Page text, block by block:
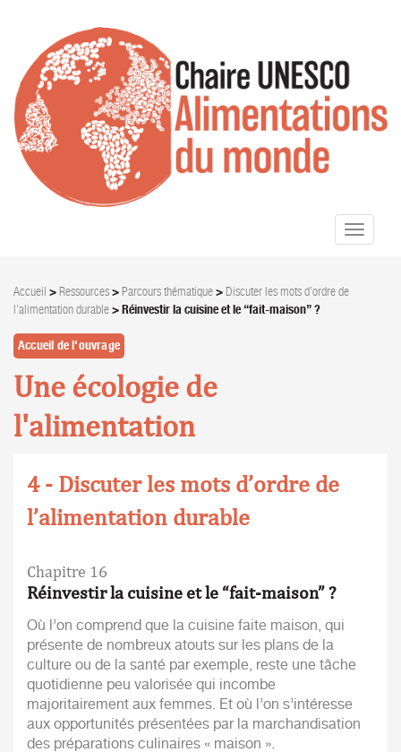
Toggle
Accueil > Ressources > Parcours thématique > Discuter les mots d’ordre de
l’alimentation durable > Réinvestir la cuisine et le “fait-maison” ?
Accueil de l'ouvrage
Une écologie de
l'alimentation
4 - Discuter les mots d’ordre de
l’alimentation durable
Chapitre 16
Réinvestir la cuisine et le “fait-maison” ?
Où l’on comprend que la cuisine faite maison, qui
présente de nombreux atouts sur les plans de la
culture ou de la santé par exemple, reste une tâche
quotidienne peu valorisée qui incombe
majoritairement aux femmes. Et où l’on s’intéresse
aux opportunités présentées par la marchandisation
des préparations culinaires « maison ».